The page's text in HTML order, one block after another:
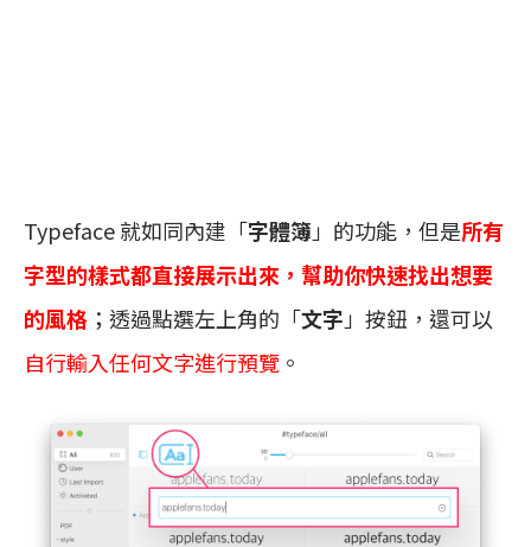
Typeface 就如同內建「字體簿 」的功能，但是所有
字型的樣式都直接展示出來，幫助你快速找出想要
的風格 ；透過點選左上角的「文字 」按鈕，還可以
自行輸入任何文字進行預覽 。